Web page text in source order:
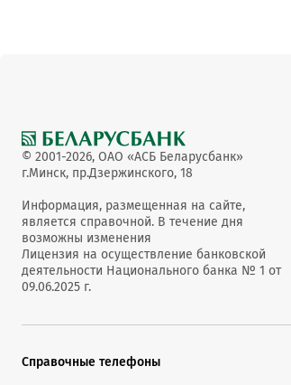
© 2001-2026, ОАО «АСБ Беларусбанк»
г.Минск, пр.Дзержинского, 18
Информация, размещенная на сайте,
является справочной. В течение дня
возможны изменения
Лицензия на осуществление банковской
деятельности Национального банка № 1 от
09.06.2025 г.
Справочные телефоны